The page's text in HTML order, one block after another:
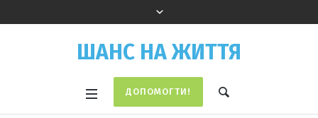
ШАНС НА ЖИТТЯ
ДОПОМОГТИ!